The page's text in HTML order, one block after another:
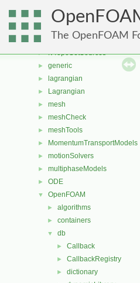
The OpenFOAM
fvMeshTopoChangers
fvModels
fvMotionSolver
► fvTopoSetSources
► generic
► lagrangian
► Lagrangian
► mesh
► meshCheck
► meshTools
► MomentumTransportModels
► motionSolvers
► multiphaseModels
► ODE
▼ OpenFOAM
► algorithms
► containers
▼ db
► Callback
► CallbackRegistry
► dictionary